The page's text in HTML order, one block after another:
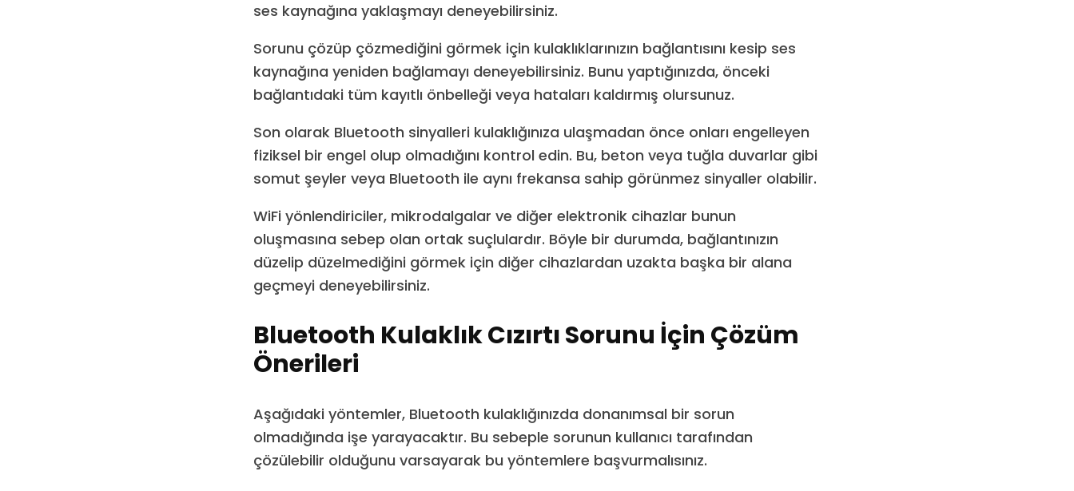
ses kaynağına yaklaşmayı deneyebilirsiniz.
Sorunu çözüp çözmediğini görmek için kulaklıklarınızın bağlantısını kesip ses
kaynağına yeniden bağlamayı deneyebilirsiniz. Bunu yaptığınızda, önceki
bağlantıdaki tüm kayıtlı önbelleği veya hataları kaldırmış olursunuz.
Son olarak Bluetooth sinyalleri kulaklığınıza ulaşmadan önce onları engelleyen
fiziksel bir engel olup olmadığını kontrol edin. Bu, beton veya tuğla duvarlar gibi
somut şeyler veya Bluetooth ile aynı frekansa sahip görünmez sinyaller olabilir.
WiFi yönlendiriciler, mikrodalgalar ve diğer elektronik cihazlar bunun
oluşmasına sebep olan ortak suçlulardır. Böyle bir durumda, bağlantınızın
düzelip düzelmediğini görmek için diğer cihazlardan uzakta başka bir alana
geçmeyi deneyebilirsiniz.
Bluetooth Kulaklık Cızırtı Sorunu İçin Çözüm
Önerileri
Aşağıdaki yöntemler, Bluetooth kulaklığınızda donanımsal bir sorun
olmadığında işe yarayacaktır. Bu sebeple sorunun kullanıcı tarafından
çözülebilir olduğunu varsayarak bu yöntemlere başvurmalısınız.